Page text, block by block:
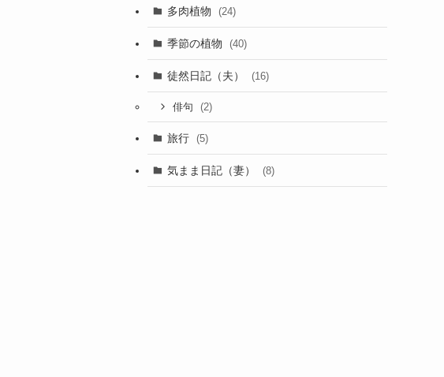
多肉植物 (24)
季節の植物 (40)
徒然日記（夫） (16)
俳句 (2)
旅行 (5)
気まま日記（妻） (8)